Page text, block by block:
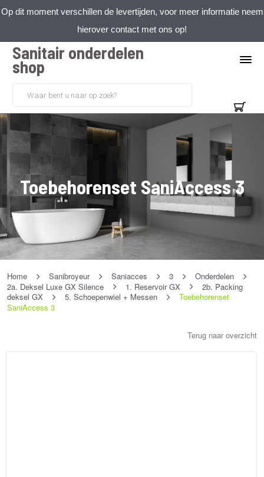
Op dit moment verschillen de levertijden, voor meer informatie neem
hierover contact met ons op!
Sanitair onderdelen
shop
Toebehorenset SaniAccess 3
Home Sanibroyeur Saniacces 3
Onderdelen
2a. Deksel Luxe GX Silence
1. Reservoir GX
2b. Packing
deksel GX
5. Schoepenwiel + Messen
Toebehorenset
SaniAccess 3
Terug naar overzicht